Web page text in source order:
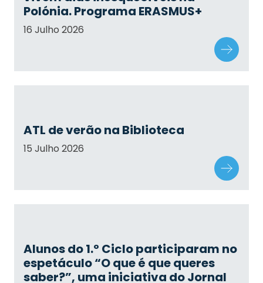
Polónia. Programa ERASMUS+
16 Julho 2026
ATL de verão na Biblioteca
15 Julho 2026
Alunos do 1.º Ciclo participaram no
espetáculo “O que é que queres
saber?”, uma iniciativa do Jornal